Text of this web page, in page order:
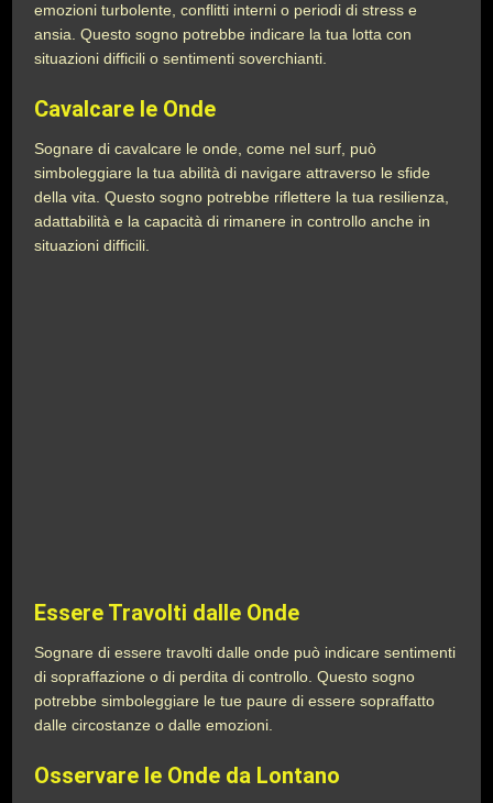
emozioni turbolente, conflitti interni o periodi di stress e
ansia. Questo sogno potrebbe indicare la tua lotta con
situazioni difficili o sentimenti soverchianti.
Cavalcare le Onde
Sognare di cavalcare le onde, come nel surf, può
simboleggiare la tua abilità di navigare attraverso le sfide
della vita. Questo sogno potrebbe riflettere la tua resilienza,
adattabilità e la capacità di rimanere in controllo anche in
situazioni difficili.
Essere Travolti dalle Onde
Sognare di essere travolti dalle onde può indicare sentimenti
di sopraffazione o di perdita di controllo. Questo sogno
potrebbe simboleggiare le tue paure di essere sopraffatto
dalle circostanze o dalle emozioni.
Osservare le Onde da Lontano